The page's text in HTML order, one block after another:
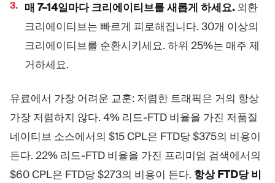
매 7–14일마다 크리에이티브를 새롭게 하세요.외환
크리에이티브는 빠르게 피로해집니다. 30개 이상의
크리에이티브를 순환시키세요. 하위 25%는 매주 제
거하세요.
유료에서 가장 어려운 교훈: 저렴한 트래픽은 거의 항상
가장 저렴하지 않다. 4% 리드-FTD 비율을 가진 저품질
네이티브 소스에서의 $15 CPL은 FTD당 $375의 비용이
든다. 22% 리드-FTD 비율을 가진 프리미엄 검색에서의
$60 CPL은 FTD당 $273의 비용이 든다. 항상 FTD당 비